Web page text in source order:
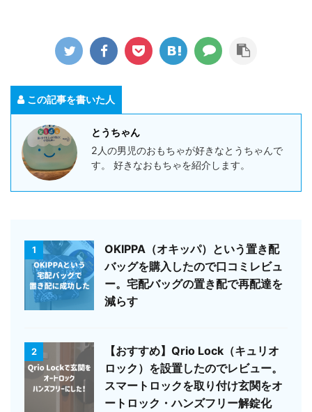
この記事を書いた人
とうちゃん
2人の男児のおもちゃが好きなとうちゃんで
す。 好きなおもちゃを紹介します。
1
OKIPPA（オキッパ）という置き配
バッグを購入したので口コミレビュ
ー。宅配バッグの置き配で再配達を
減らす
2
【おすすめ】Qrio Lock（キュリオ
ロック）を設置したのでレビュー。
スマートロックを取り付け玄関をオ
ートロック・ハンズフリー解錠化